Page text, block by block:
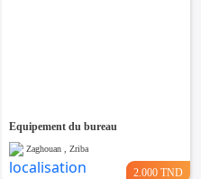
Equipement du bureau
Zaghouan , Zriba
2.000 TND